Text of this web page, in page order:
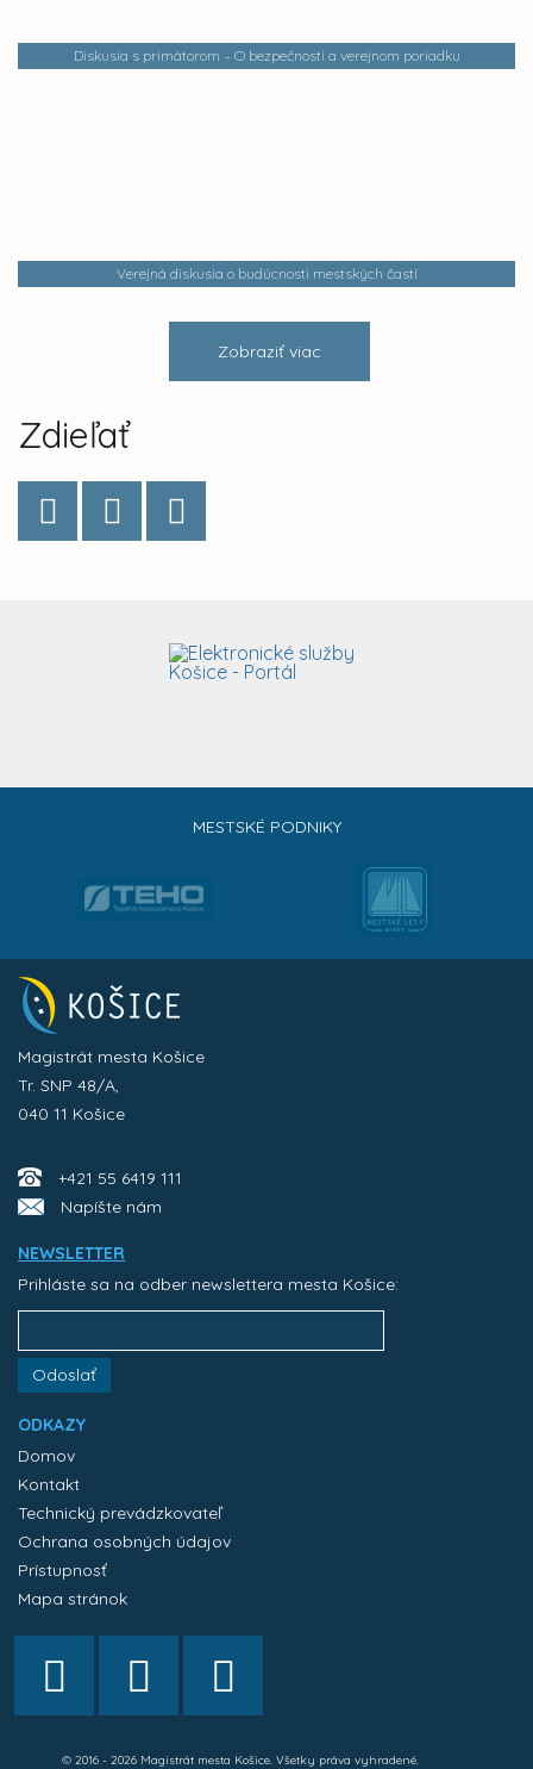
Diskusia s primátorom – O bezpečnosti a verejnom poriadku
Verejná diskusia o budúcnosti mestských častí
Zobraziť viac
Zdieľať
MESTSKÉ PODNIKY
Magistrát mesta Košice
Tr. SNP 48/A,
040 11 Košice
+421 55 6419 111
Napíšte nám
NEWSLETTER
Prihláste sa na odber newslettera mesta Košice:
Odoslať
ODKAZY
Domov
Kontakt
Technický prevádzkovateľ
Ochrana osobných údajov
Prístupnosť
Mapa stránok
© 2016 - 2026 Magistrát mesta Košice. Všetky práva vyhradené.